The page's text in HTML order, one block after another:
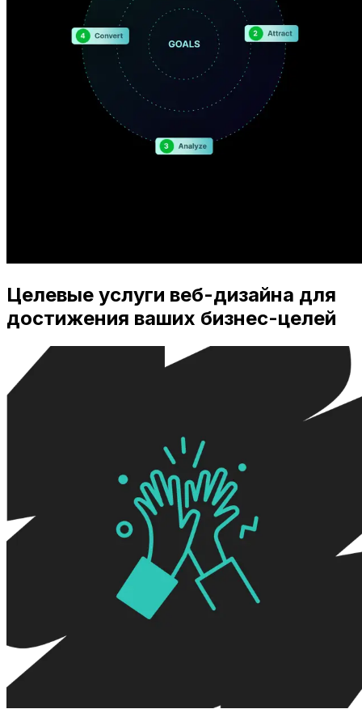
Целевые услуги веб-дизайна для
достижения ваших бизнес-целей